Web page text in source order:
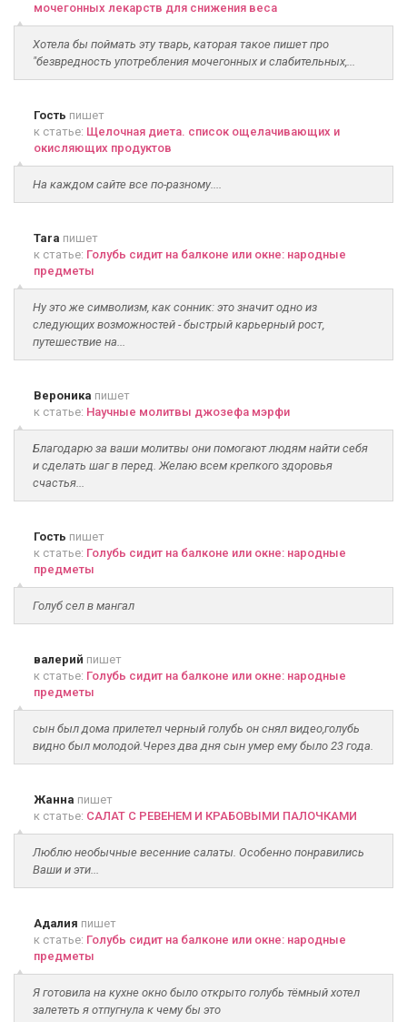
мочегонных лекарств для снижения веса
Хотела бы поймать эту тварь, каторая такое пишет про
"безвредность употребления мочегонных и слабительных,...
Гость пишет
к статье: Щелочная диета. список ощелачивающих и
окисляющих продуктов
На каждом сайте все по-разному....
Tara пишет
к статье: Голубь сидит на балконе или окне: народные
предметы
Ну это же символизм, как сонник: это значит одно из
следующих возможностей - быстрый карьерный рост,
путешествие на...
Вероника пишет
к статье: Научные молитвы джозефа мэрфи
Благодарю за ваши молитвы они помогают людям найти себя
и сделать шаг в перед. Желаю всем крепкого здоровья
счастья...
Гость пишет
к статье: Голубь сидит на балконе или окне: народные
предметы
Голуб сел в мангал
валерий пишет
к статье: Голубь сидит на балконе или окне: народные
предметы
сын был дома прилетел черный голубь он снял видео,голубь
видно был молодой.Через два дня сын умер ему было 23 года.
Жанна пишет
к статье: САЛАТ С РЕВЕНЕМ И КРАБОВЫМИ ПАЛОЧКАМИ
Люблю необычные весенние салаты. Особенно понравились
Ваши и эти...
Адалия пишет
к статье: Голубь сидит на балконе или окне: народные
предметы
Я готовила на кухне окно было открыто голубь тёмный хотел
залететь я отпугнула к чему бы это